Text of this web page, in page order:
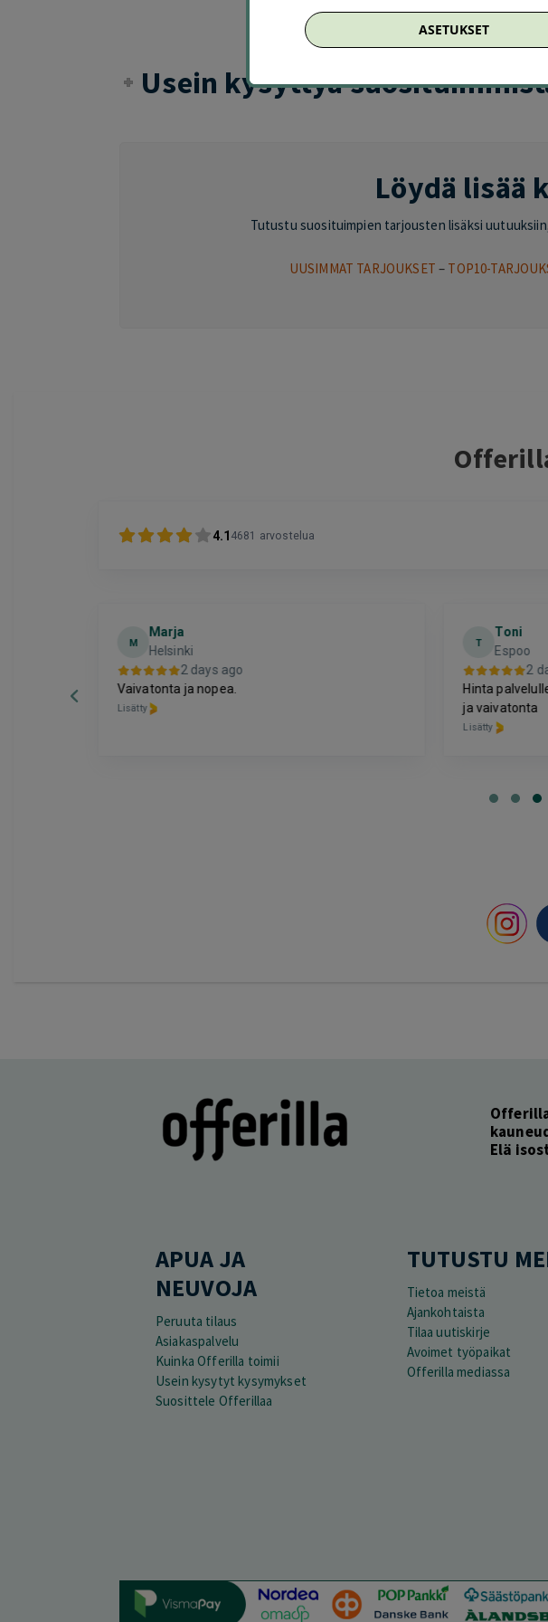
Usein kysyttyä
Löydä lisää
Tutustu suosituimpien tarjousten lisäksi
UUSIMMAT TARJOUKSET – TOP10-
4.1 4681 arvostelua
M
Marja
Helsinki
2 days ago
Vaivatonta ja nopea.
Lisätty
T
Toni
Espoo
2
Hinta
ja vaivatonta
Lisätty
Elä
APUA JA
NEUVOJA
Peruuta tilaus
Asiakaspalvelu
Kuinka Offerilla toimii
Usein kysytyt kysymykset
Suosittele Offerillaa
TUTUSTU
Tietoa meistä
Ajankohtaista
Tilaa uutiskirje
Avoimet työpaikat
Offerilla mediassa
ASETUKSET